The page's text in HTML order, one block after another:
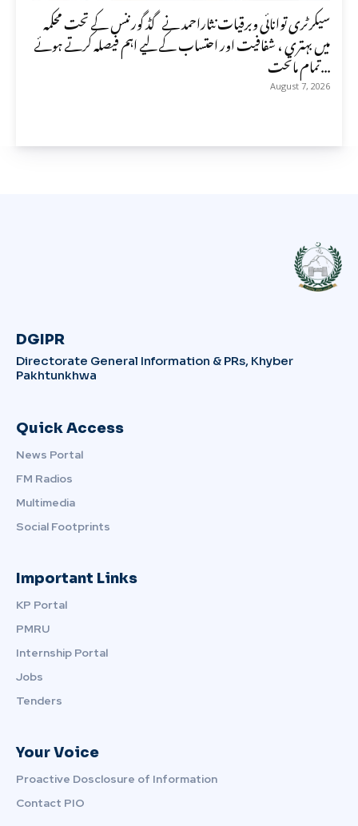
سیکرٹری توانائی وبرقیات نثاراحمد نے گڈ گورننس کے تحت محکمہ
میں بہتری ، شفافیت اور احتساب کے لیے اہم فیصلہ کرتے ہوئے
تمام ماتحت...
August 7, 2026
DGIPR
Directorate General Information & PRs, Khyber
Pakhtunkhwa
Quick Access
News Portal
FM Radios
Multimedia
Social Footprints
Important Links
KP Portal
PMRU
Internship Portal
Jobs
Tenders
Your Voice
Proactive Dosclosure of Information
Contact PIO